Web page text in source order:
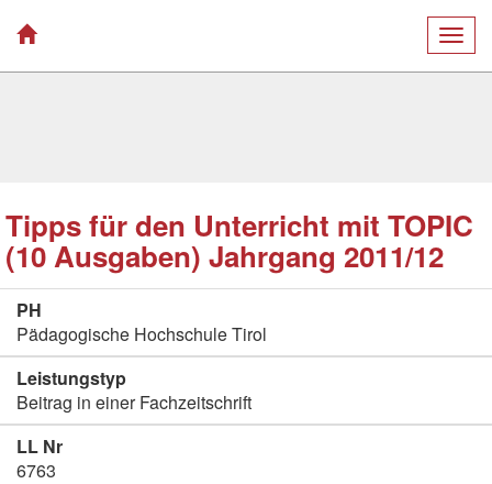
Tipps für den Unterricht mit TOPIC
(10 Ausgaben) Jahrgang 2011/12
PH
Pädagogische Hochschule Tirol
Leistungstyp
Beitrag in einer Fachzeitschrift
LL Nr
6763